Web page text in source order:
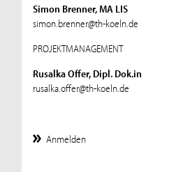
Simon Brenner, MA LIS
simon.brenner@th-koeln.de
PROJEKTMANAGEMENT
Rusalka Offer, Dipl. Dok.in
rusalka.offer@th-koeln.de
Anmelden